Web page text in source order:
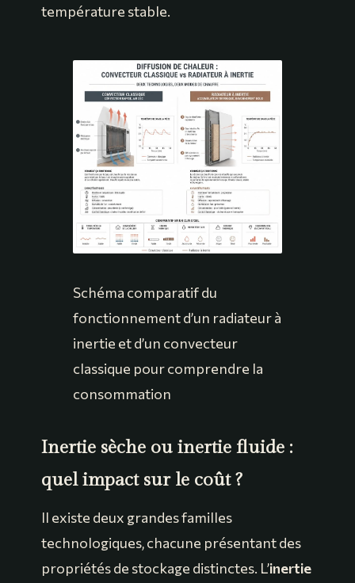
température stable.
Schéma comparatif du
fonctionnement d’un radiateur à
inertie et d’un convecteur
classique pour comprendre la
consommation
Inertie sèche ou inertie fluide :
quel impact sur le coût ?
Il existe deux grandes familles
technologiques, chacune présentant des
propriétés de stockage distinctes. L’inertie